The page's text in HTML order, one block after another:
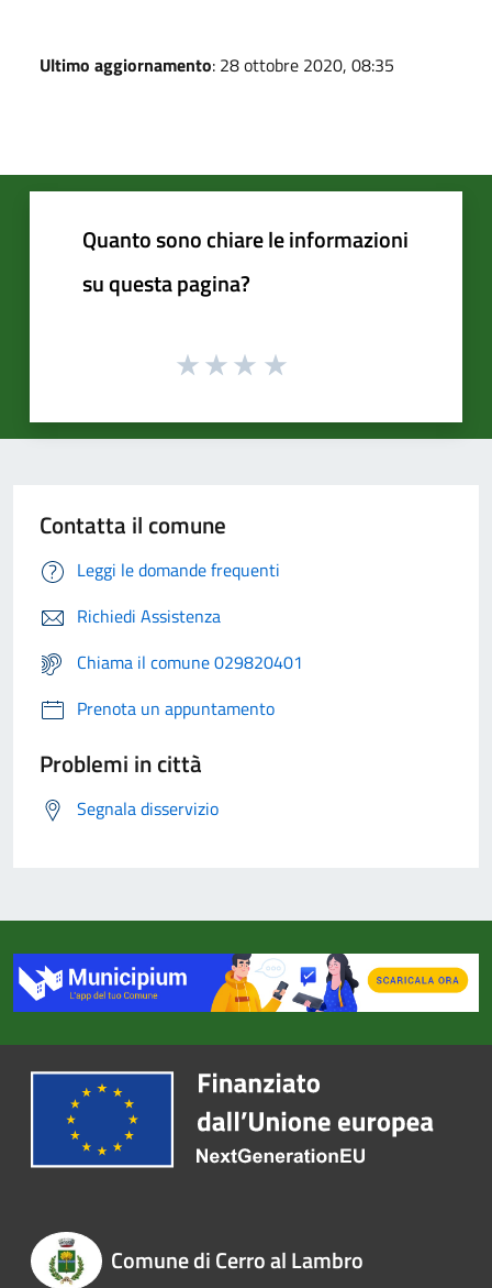
Ultimo aggiornamento: 28 ottobre 2020, 08:35
Quanto sono chiare le informazioni
su questa pagina?
Contatta il comune
Leggi le domande frequenti
Richiedi Assistenza
Chiama il comune 029820401
Prenota un appuntamento
Problemi in città
Segnala disservizio
Comune di Cerro al Lambro